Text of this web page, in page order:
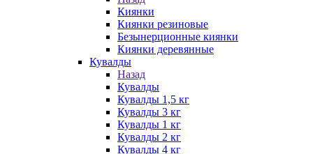
Киянки
Киянки резиновые
Безынерционные киянки
Киянки деревянные
Кувалды
Назад
Кувалды
Кувалды 1,5 кг
Кувалды 3 кг
Кувалды 1 кг
Кувалды 2 кг
Кувалды 4 кг